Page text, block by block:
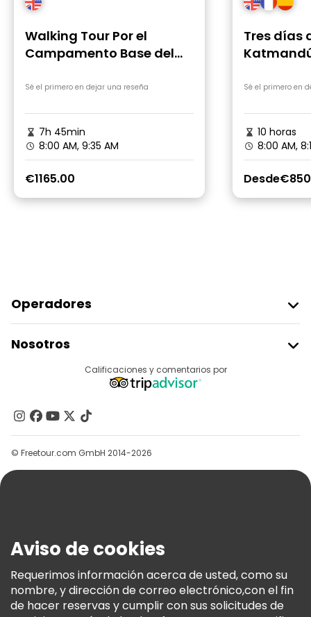
Walking Tour Por el
Campamento Base del
Sé el primero en dejar una reseña
7h 45min
8:00 AM, 9:35 AM
€1165.00
Tres días
Sé el primero en
10 horas
8:00 AM,
Desde
Operadores
Acceder Como Proveedor
Programa De Afiliados
Nosotros
Contacto
Grupos
Ayuda
Términos E Información Legal
Política De Cookies
Freetour Premios
Calificaciones y comentarios por
© Freetour.com GmbH 2014-2026
Aviso de cookies
Requerimos información acerca de usted, como su
nombre, y dirección de correo electrónico,con el fin
de hacer reservas y cumplir con sus solicitudes de